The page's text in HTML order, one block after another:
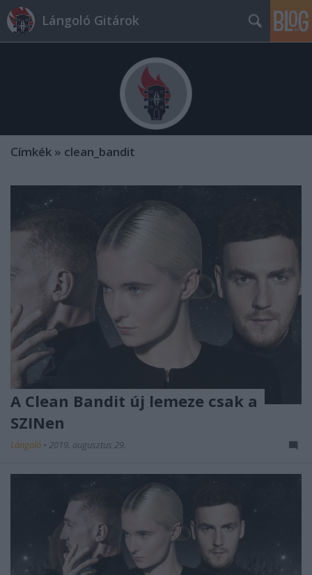
Lángoló Gitárok
Címkék » clean_bandit
A Clean Bandit új lemeze csak a
SZINen
Lángoló • 2019. augusztus 29.